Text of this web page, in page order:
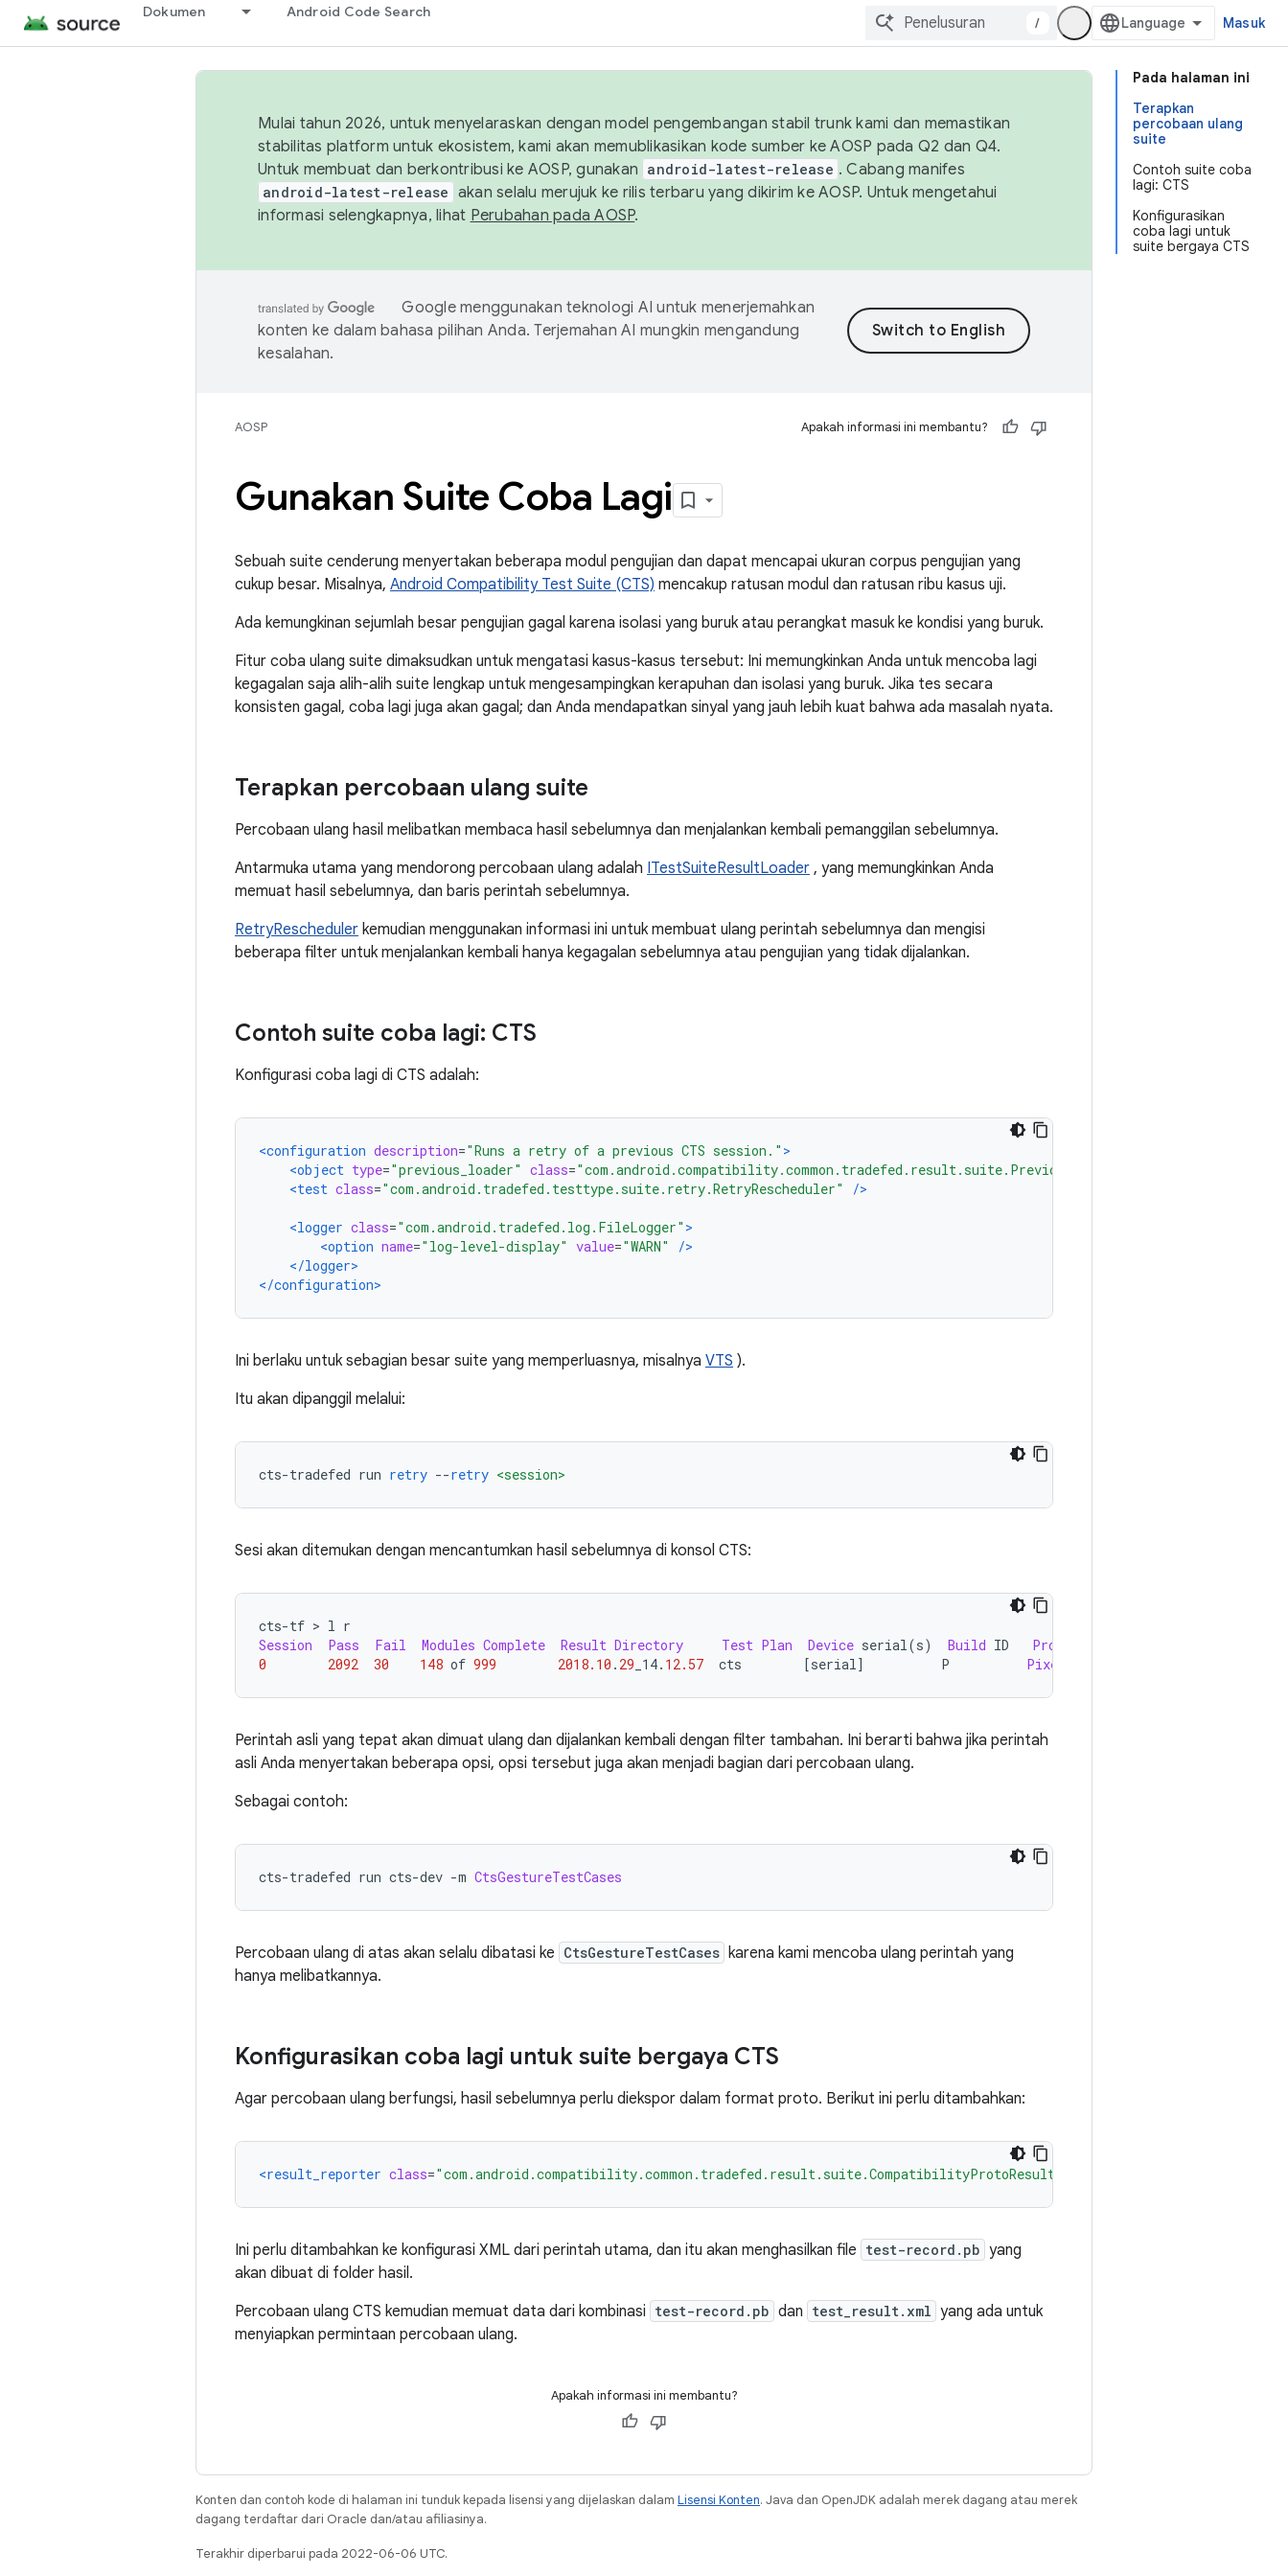
Dokumen Android Code Search
/ Masuk
Pada halaman ini
Terapkan
percobaan ulang
suite
Contoh suite coba
lagi: CTS
Konfigurasikan
coba lagi untuk
suite bergaya CTS
Mulai tahun 2026, untuk menyelaraskan dengan model pengembangan stabil trunk kami dan memastikan
stabilitas platform untuk ekosistem, kami akan memublikasikan kode sumber ke AOSP pada Q2 dan Q4.
Untuk membuat dan berkontribusi ke AOSP, gunakan android-latest-release . Cabang manifes
android-latest-release akan selalu merujuk ke rilis terbaru yang dikirim ke AOSP. Untuk mengetahui
informasi selengkapnya, lihat Perubahan pada AOSP.
Google menggunakan teknologi AI untuk menerjemahkan
konten ke dalam bahasa pilihan Anda. Terjemahan AI mungkin mengandung
kesalahan.
AOSP Apakah informasi ini membantu?
Gunakan Suite Coba Lagi
Sebuah suite cenderung menyertakan beberapa modul pengujian dan dapat mencapai ukuran corpus pengujian yang
cukup besar. Misalnya, Android Compatibility Test Suite (CTS) mencakup ratusan modul dan ratusan ribu kasus uji.
Ada kemungkinan sejumlah besar pengujian gagal karena isolasi yang buruk atau perangkat masuk ke kondisi yang buruk.
Fitur coba ulang suite dimaksudkan untuk mengatasi kasus-kasus tersebut: Ini memungkinkan Anda untuk mencoba lagi
kegagalan saja alih-alih suite lengkap untuk mengesampingkan kerapuhan dan isolasi yang buruk. Jika tes secara
konsisten gagal, coba lagi juga akan gagal; dan Anda mendapatkan sinyal yang jauh lebih kuat bahwa ada masalah nyata.
Terapkan percobaan ulang suite
Percobaan ulang hasil melibatkan membaca hasil sebelumnya dan menjalankan kembali pemanggilan sebelumnya.
Antarmuka utama yang mendorong percobaan ulang adalah ITestSuiteResultLoader , yang memungkinkan Anda
memuat hasil sebelumnya, dan baris perintah sebelumnya.
RetryRescheduler kemudian menggunakan informasi ini untuk membuat ulang perintah sebelumnya dan mengisi
beberapa filter untuk menjalankan kembali hanya kegagalan sebelumnya atau pengujian yang tidak dijalankan.
Contoh suite coba lagi: CTS
Konfigurasi coba lagi di CTS adalah:
<configuration description="Runs a retry of a previous CTS session." >
<object type="previous_loader" class="com.android.compatibility.common.tradefed.result.suite.PreviousResultLoader"
<test class="com.android.tradefed.testtype.suite.retry.RetryRescheduler" />
<logger class="com.android.tradefed.log.FileLogger" >
<option name="log-level-display" value="WARN"
/>
</logger>
</configuration>
Ini berlaku untuk sebagian besar suite yang memperluasnya, misalnya VTS ).
Itu akan dipanggil melalui:
cts-tradefed run retry --retry <session>
Sesi akan ditemukan dengan mencantumkan hasil sebelumnya di konsol CTS:
cts-tf > l r
Session
Pass Fail Modules Complete Result Directory Test Plan Device serial(s) Build ID Product
0
2092 30 148 of 999 2018.10 . 29 _14. 12.57 cts [serial] P Pixel
Perintah asli yang tepat akan dimuat ulang dan dijalankan kembali dengan filter tambahan. Ini berarti bahwa jika perintah
asli Anda menyertakan beberapa opsi, opsi tersebut juga akan menjadi bagian dari percobaan ulang.
Sebagai contoh:
cts-tradefed run cts-dev -m CtsGestureTestCases
Percobaan ulang di atas akan selalu dibatasi ke CtsGestureTestCases karena kami mencoba ulang perintah yang
hanya melibatkannya.
Konfigurasikan coba lagi untuk suite bergaya CTS
Agar percobaan ulang berfungsi, hasil sebelumnya perlu diekspor dalam format proto. Berikut ini perlu ditambahkan:
<result_reporter class="com.android.compatibility.common.tradefed.result.suite.CompatibilityProtoResultReporter"
Ini perlu ditambahkan ke konfigurasi XML dari perintah utama, dan itu akan menghasilkan file test-record.pb yang
akan dibuat di folder hasil.
Percobaan ulang CTS kemudian memuat data dari kombinasi test-record.pb dan test_result.xml yang ada untuk
menyiapkan permintaan percobaan ulang.
Apakah informasi ini membantu?
Konten dan contoh kode di halaman ini tunduk kepada lisensi yang dijelaskan dalam Lisensi Konten. Java dan OpenJDK adalah merek dagang atau merek
dagang terdaftar dari Oracle dan/atau afiliasinya.
Terakhir diperbarui pada 2022-06-06 UTC.